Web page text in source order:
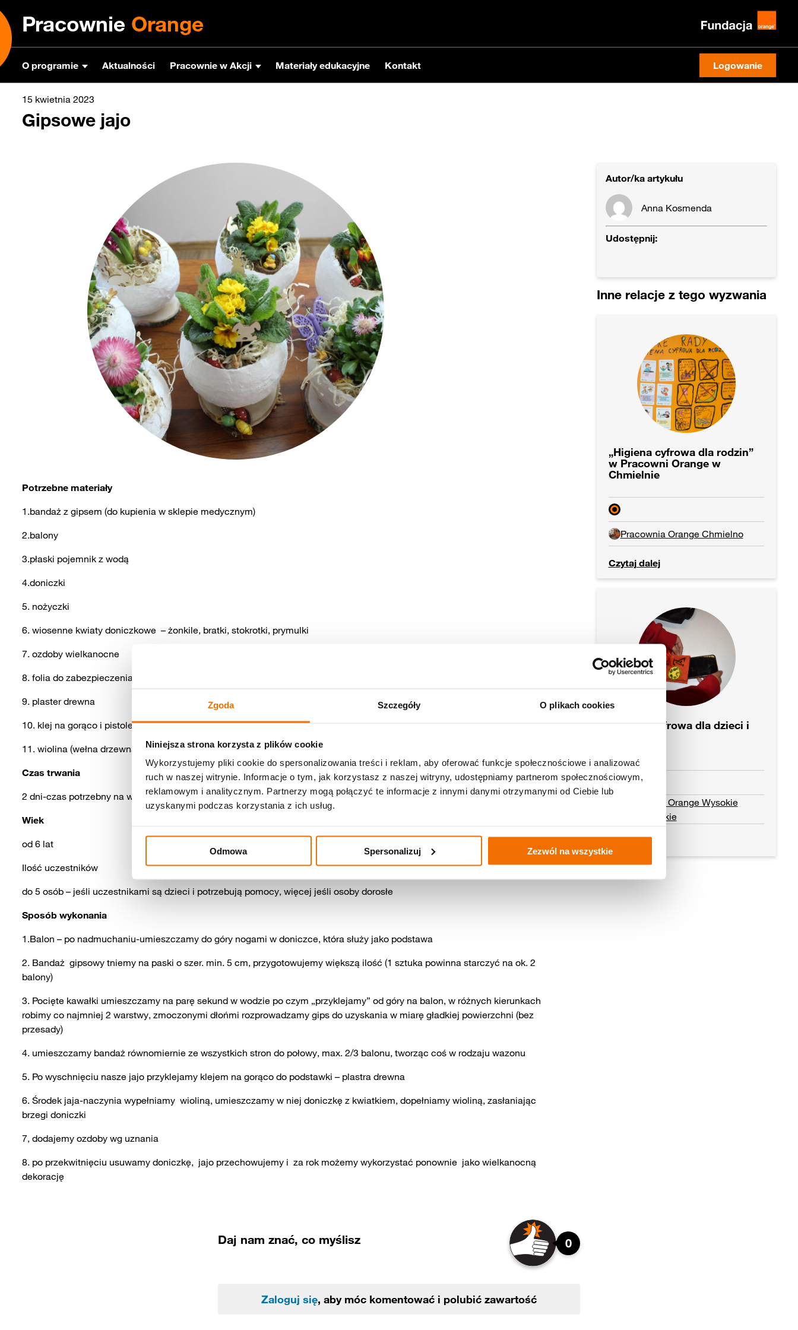
Zgoda Szczegóły O plikach cookies
Niniejsza strona korzysta z plików cookie
Wykorzystujemy pliki cookie do spersonalizowania treści i reklam, aby oferować funkcje społecznościowe i analizować
ruch w naszej witrynie. Informacje o tym, jak korzystasz z naszej witryny, udostępniamy partnerom społecznościowym,
reklamowym i analitycznym. Partnerzy mogą połączyć te informacje z innymi danymi otrzymanymi od Ciebie lub
uzyskanymi podczas korzystania z ich usług.
Odmowa Spersonalizuj Zezwól na wszystkie
Pracownie Orange
O programie Aktualności Pracownie w Akcji Materiały edukacyjne Kontakt Logowanie
15 kwietnia 2023
Gipsowe jajo
Potrzebne materiały
1.bandaż z gipsem (do kupienia w sklepie medycznym)
2.balony
3.płaski pojemnik z wodą
4.doniczki
5. nożyczki
6. wiosenne kwiaty doniczkowe – żonkile, bratki, stokrotki, prymulki
7. ozdoby wielkanocne
8. folia do zabezpieczenia przed przemoczeniem jajka po podlaniu kwiatka, ew. umieszczamy je w osłonce
9. plaster drewna
10. klej na gorąco i pistolet
11. wiolina (wełna drzewna)
Czas trwania
2 dni-czas potrzebny na wyschnięcie materiałów
Wiek
od 6 lat
Ilość uczestników
do 5 osób – jeśli uczestnikami są dzieci i potrzebują pomocy, więcej jeśli osoby dorosłe
Sposób wykonania
1.Balon – po nadmuchaniu-umieszczamy do góry nogami w doniczce, która służy jako podstawa
2. Bandaż gipsowy tniemy na paski o szer. min. 5 cm, przygotowujemy większą ilość (1 sztuka powinna starczyć na ok. 2
balony)
3. Pocięte kawałki umieszczamy na parę sekund w wodzie po czym „przyklejamy” od góry na balon, w różnych kierunkach
robimy co najmniej 2 warstwy, zmoczonymi dłońmi rozprowadzamy gips do uzyskania w miarę gładkiej powierzchni (bez
przesady)
4. umieszczamy bandaż równomiernie ze wszystkich stron do połowy, max. 2/3 balonu, tworząc coś w rodzaju wazonu
5. Po wyschnięciu nasze jajo przyklejamy klejem na gorąco do podstawki – plastra drewna
6. Środek jaja-naczynia wypełniamy wioliną, umieszczamy w niej doniczkę z kwiatkiem, dopełniamy wioliną, zasłaniając
brzegi doniczki
7, dodajemy ozdoby wg uznania
8. po przekwitnięciu usuwamy doniczkę, jajo przechowujemy i za rok możemy wykorzystać ponownie jako wielkanocną
dekorację
Autor/ka artykułu
Anna Kosmenda
Udostępnij:
Inne relacje z tego wyzwania
„Higiena cyfrowa dla rodzin”
w Pracowni Orange w
Chmielnie
Pracownia Orange Chmielno
Czytaj dalej
Higiena Cyfrowa dla dzieci i
Pracownia Orange Wysokie
Mazowieckie
Czytaj dalej
Daj nam znać, co myślisz 0
Zaloguj się, aby móc komentować i polubić zawartość